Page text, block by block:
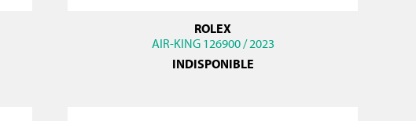
ROLEX
AIR-KING 126900 / 2023
INDISPONIBLE